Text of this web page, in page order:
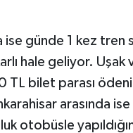
ise günde 1 kez
hale geliyor.
TL bilet parası
arasında
otobüsle